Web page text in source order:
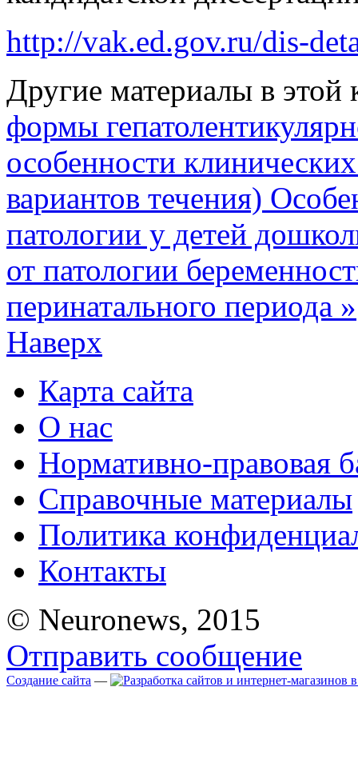
http://vak.ed.gov.ru/dis-
Другие материалы в этой
формы
особенности
вариантов течения)
патологии у детей
от патологии
перинатального периода »
Наверх
Карта сайта
О нас
Нормативно-правовая
Справочные материалы
Политика
Контакты
© Neuronews, 2015
Отправить сообщение
Создание сайта —